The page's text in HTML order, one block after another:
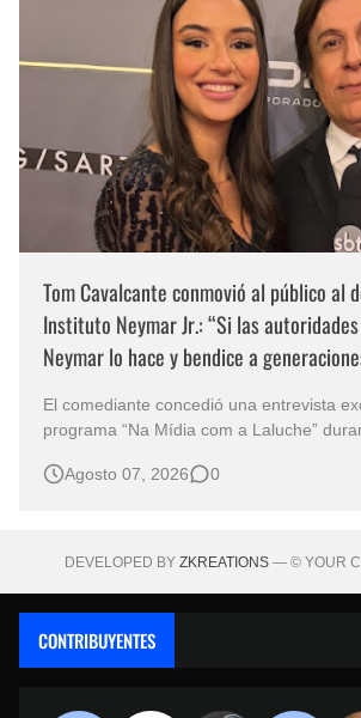
Tom Cavalcante conmovió al público al
Instituto Neymar Jr.: “Si las
Neymar lo hace y bendice a
El comediante concedió una entrevista
programa “Na Mídia com a Laluche”
eventos benéficos más importantes de Brasil. En
Agosto 07, 2026 0
DEVELOPED BY ZKREATIONS— © YOUR
CONTRIBUYENTES